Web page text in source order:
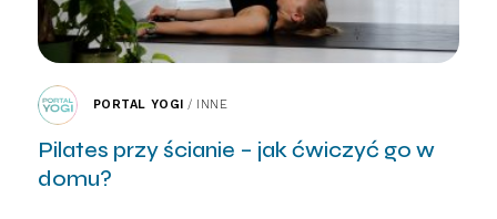
PORTAL YOGI / INNE
Pilates przy ścianie – jak ćwiczyć go w
domu?